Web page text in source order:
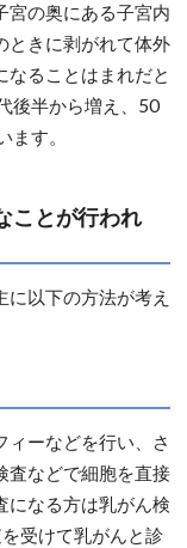
宮の奥にある子宮内
ときに剥がれて体外
なることはまれだと
後半から増え、50
す。
ことが行われ
以下の方法が考え
ィーなどを行い、さ
査などで細胞を直接
になる方は乳がん検
受けて乳がんと診